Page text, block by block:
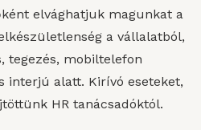
elvághatjuk magunkat a
a vállalatból,
tegezés, mobiltelefon
interjú alatt. Kirívó eseteket,
HR tanácsadóktól.